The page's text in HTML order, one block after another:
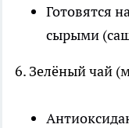
Готовятся
сырыми
6. Зелёный чай